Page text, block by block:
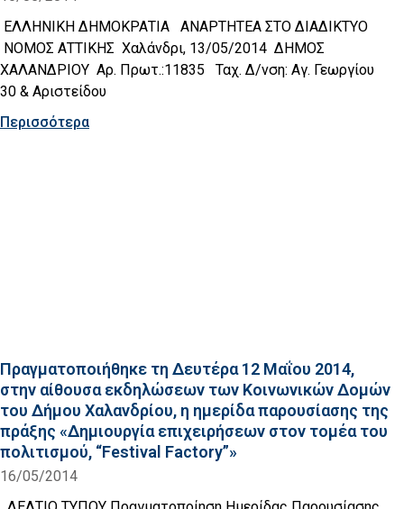
ΕΛΛΗΝΙΚΗ ΔΗΜΟΚΡΑΤΙΑ ΑΝΑΡΤΗΤΕΑ ΣΤΟ ΔΙΑΔΙΚΤΥΟ
ΝΟΜΟΣ ΑΤΤΙΚΗΣ Χαλάνδρι, 13/05/2014 ΔΗΜΟΣ
ΧΑΛΑΝΔΡΙΟΥ Αρ. Πρωτ.:11835 Ταχ. Δ/νση: Αγ. Γεωργίου
30 & Αριστείδου
Περισσότερα
Πραγματοποιήθηκε τη Δευτέρα 12 Μαΐου 2014,
στην αίθουσα εκδηλώσεων των Κοινωνικών Δομών
του Δήμου Χαλανδρίου, η ημερίδα παρουσίασης της
πράξης «Δημιουργία επιχειρήσεων στον τομέα του
πολιτισμού, “Festival Factory”»
16/05/2014